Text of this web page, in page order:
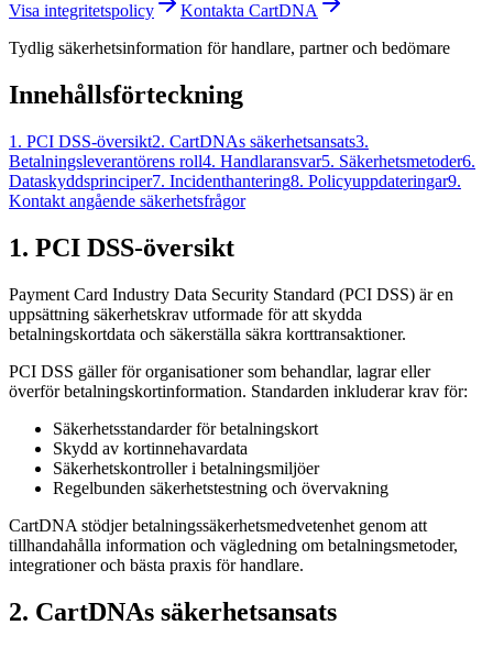
Visa integritetspolicy
Kontakta CartDNA
Tydlig säkerhetsinformation för handlare, partner och bedömare
Innehållsförteckning
1. PCI DSS-översikt2. CartDNAs säkerhetsansats3.
Betalningsleverantörens roll4. Handlaransvar5. Säkerhetsmetoder6.
Dataskyddsprinciper7. Incidenthantering8. Policyuppdateringar9.
Kontakt angående säkerhetsfrågor
1. PCI DSS-översikt
Payment Card Industry Data Security Standard (PCI DSS) är en
uppsättning säkerhetskrav utformade för att skydda
betalningskortdata och säkerställa säkra korttransaktioner.
PCI DSS gäller för organisationer som behandlar, lagrar eller
överför betalningskortinformation. Standarden inkluderar krav för:
Säkerhetsstandarder för betalningskort
Skydd av kortinnehavardata
Säkerhetskontroller i betalningsmiljöer
Regelbunden säkerhetstestning och övervakning
CartDNA stödjer betalningssäkerhetsmedvetenhet genom att
tillhandahålla information och vägledning om betalningsmetoder,
integrationer och bästa praxis för handlare.
2. CartDNAs säkerhetsansats